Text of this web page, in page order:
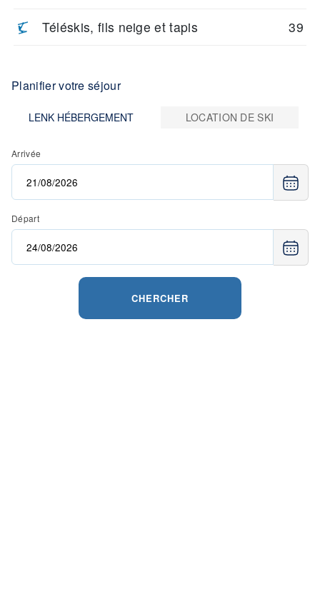
Téléskis, fils neige et tapis 39
Planifier votre séjour
LENK HÉBERGEMENT LOCATION DE SKI
Arrivée
Départ
CHERCHER